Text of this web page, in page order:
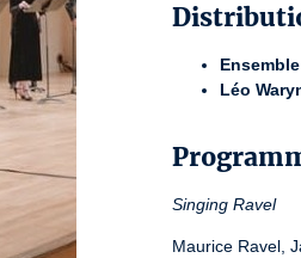
Léo
Singing Ravel
Maurice Ravel,